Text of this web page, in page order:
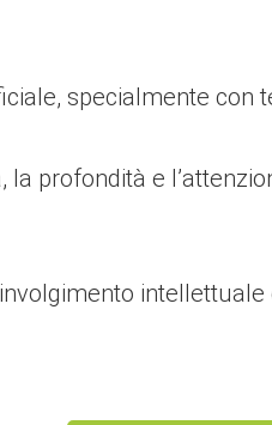
specialmente con
profondità e